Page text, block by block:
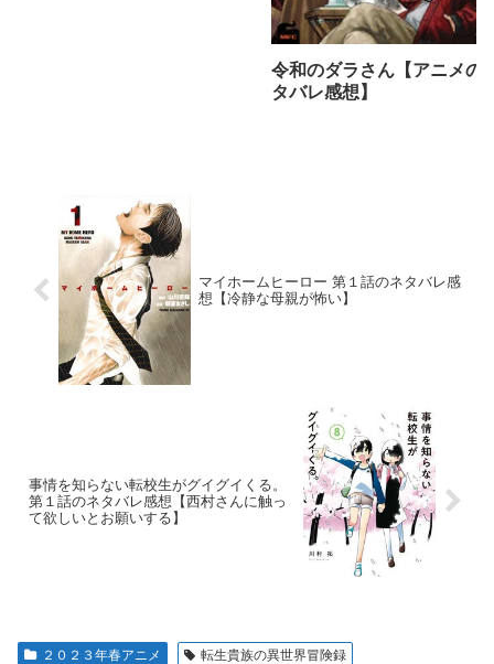
令和のダラさん【アニメの
タバレ感想】
マイホームヒーロー 第１話のネタバレ感
想【冷静な母親が怖い】
事情を知らない転校生がグイグイくる。
第１話のネタバレ感想【西村さんに触っ
て欲しいとお願いする】
２０２３年春アニメ 転生貴族の異世界冒険録